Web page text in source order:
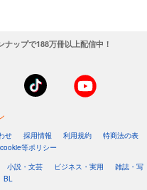
ップで188万冊以上配信中！
せ 採用情報 利用規約
特商法の表
cookie等ポリシー
小説・文芸 ビジネス・実用
雑誌・写
BL